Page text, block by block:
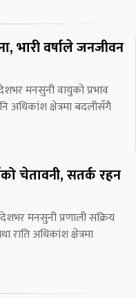
भारी वर्षाले जनजीवन
मनसुनी वायुको प्रभाव
क्षेत्रमा बदलीसँगै
चेतावनी, सतर्क रहन
मनसुनी प्रणाली सक्रिय
अधिकांश क्षेत्रमा